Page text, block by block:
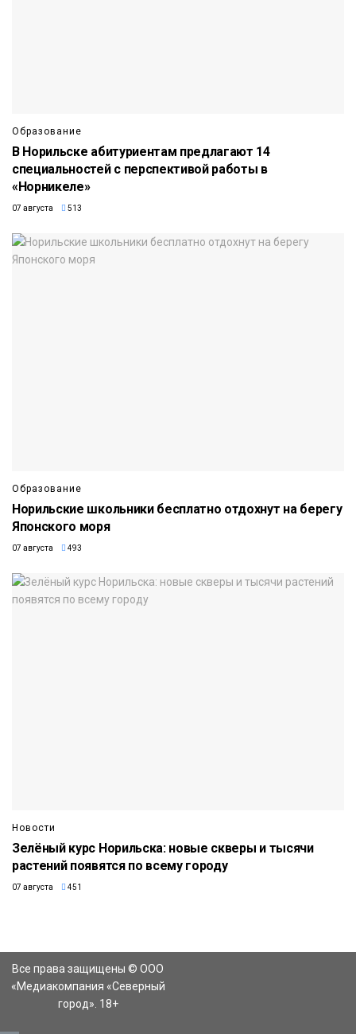
Образование
В Норильске абитуриентам предлагают 14
специальностей с перспективой работы в
«Норникеле»
07 августа 513
Образование
Норильские школьники бесплатно отдохнут на берегу
Японского моря
07 августа 493
Новости
Зелёный курс Норильска: новые скверы и тысячи
растений появятся по всему городу
07 августа 451
Все права защищены © ООО
«Медиакомпания «Северный
город». 18+